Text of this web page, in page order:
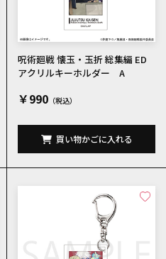
呪術廻戦 懐玉・玉折 総集編 ED
アクリルキーホルダー A
￥990
買い物かごに入れる